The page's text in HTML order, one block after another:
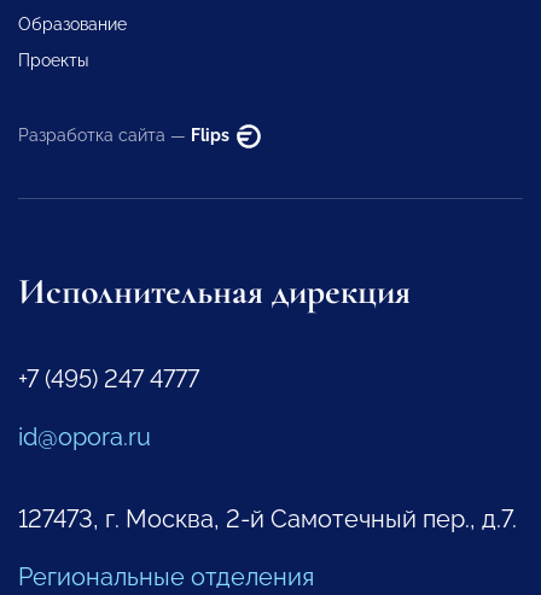
Образование
Проекты
Разработка сайта — Flips
Исполнительная дирекция
+7 (495) 247 4777
id@opora.ru
127473, г. Москва, 2-й Самотечный пер., д.7.
Региональные отделения